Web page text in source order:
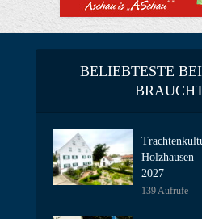
BELIEBTESTE
Holzhausen
2027
139 Aufrufe